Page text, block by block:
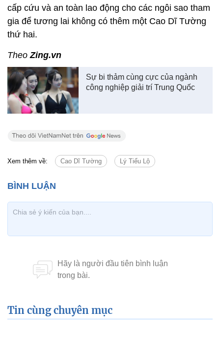
cấp cứu và an toàn lao động cho các ngôi sao tham
gia để tương lai không có thêm một Cao Dĩ Tường
thứ hai.
TheoZing.vn
Sự bi thảm cùng cực của ngành
công nghiệp giải trí Trung Quốc
Xem thêm về: Cao Dĩ Tường Lý Tiểu Lộ
Tin cùng chuyên mục